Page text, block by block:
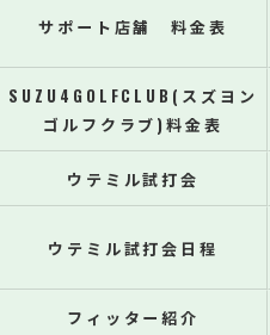
サポート店舗 料金表
SUZU4GOLFCLUB(スズヨン
ゴルフクラブ)料金表
ウテミル試打会
ウテミル試打会日程
フィッター紹介